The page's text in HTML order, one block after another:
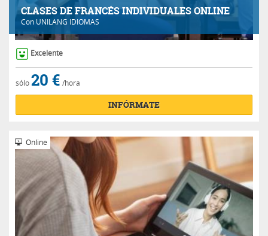
CLASES DE FRANCÉS INDIVIDUALES ONLINE
Con UNILANG IDIOMAS
Excelente
sólo20 € /hora
INFÓRMATE
Online